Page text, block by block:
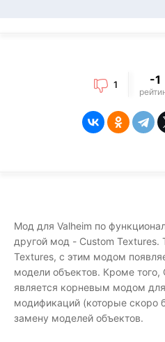
1 -1
Мод для Valheim по
другой мод - Custom Textures.
Textures, с этим модом
модели объектов. Кроме того,
является корневым модом
модификаций (которые скоро
замену моделей объектов.